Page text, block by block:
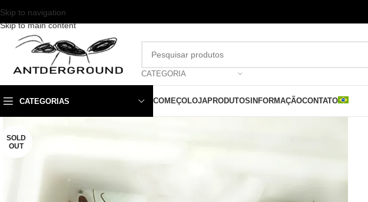
Skip to navigation
Skip to main content
CATEGORIA
CATEGORIAS COMEÇOLOJAPRODUTOS INFORMAÇÃOCONTATO
SOLD
OUT